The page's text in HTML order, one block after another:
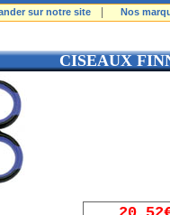
sur notre site Nos
CISEAUX